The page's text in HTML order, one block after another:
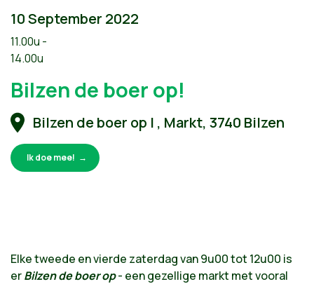
10 September 2022
11.00u -
14.00u
Bilzen de boer op!
Bilzen de boer op | , Markt, 3740 Bilzen
Ik doe mee!
Elke tweede en vierde zaterdag van 9u00 tot 12u00 is
erBilzen de boer op- een gezellige markt met vooral